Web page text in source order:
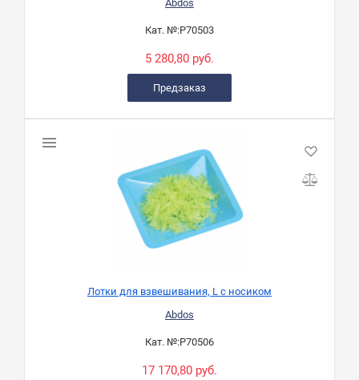
Abdos
Кат. №:P70503
5 280,80 руб.
Предзаказ
Лотки для взвешивания, L с носиком
Abdos
Кат. №:P70506
17 170,80 руб.